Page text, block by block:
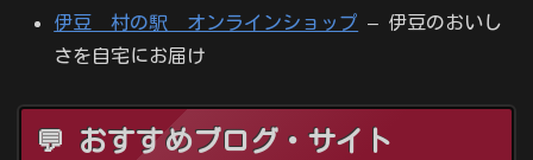
伊豆 村の駅 オンラインショップ – 伊豆のおいし
さを自宅にお届け
💬 おすすめブログ・サイト